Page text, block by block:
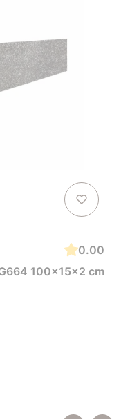
0.00
100x15x2 cm